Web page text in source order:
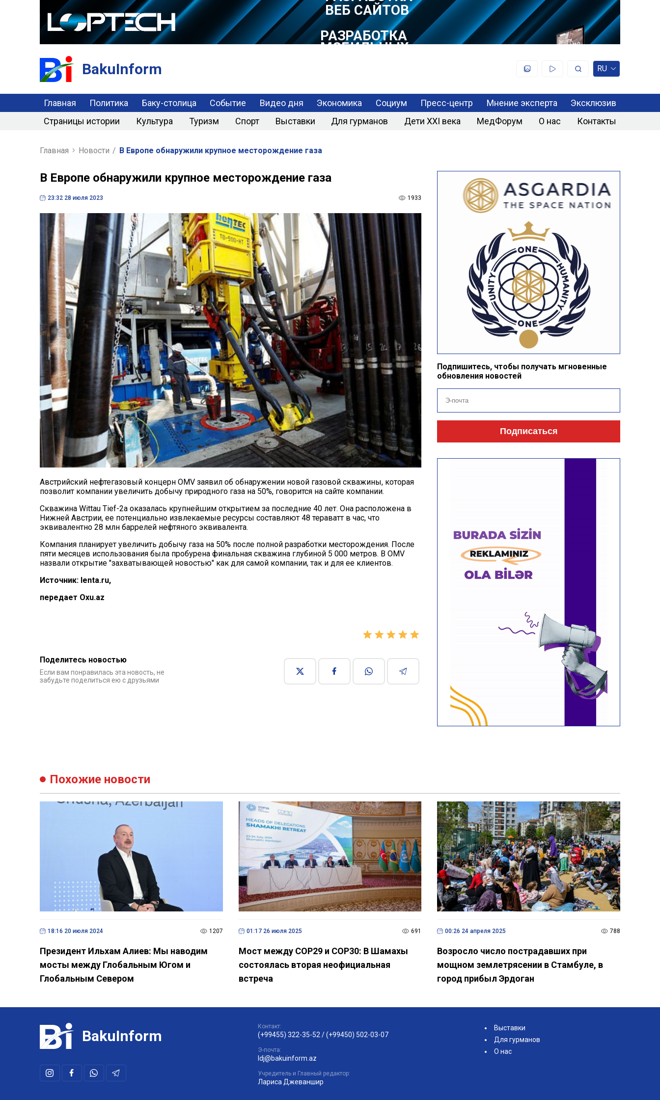
РАЗРАБОТКА
МОБИЛЬНЫХ
ПРИЛОЖЕНИЙ
BakuInform RU
Главная Политика Баку-столица Событие Видео дня Экономика Социум Пресс-центр Мнение эксперта
Эксклюзив
Страницы истории
Культура Туризм Спорт Выставки Для гурманов Дети XXI века МедФорум О нас Контакты
Главная Новости / В Европе обнаружили крупное месторождение газа
В Европе обнаружили крупное месторождение газа
23:32 28 июля 2023 1933
Австрийский нефтегазовый концерн OMV заявил об обнаружении новой газовой скважины, которая
позволит компании увеличить добычу природного газа на 50%, говорится на сайте компании.
Скважина Wittau Tief-2a оказалась крупнейшим открытием за последние 40 лет. Она расположена в
Нижней Австрии, ее потенциально извлекаемые ресурсы составляют 48 тераватт в час, что
эквивалентно 28 млн баррелей нефтяного эквивалента.
Компания планирует увеличить добычу газа на 50% после полной разработки месторождения. После
пяти месяцев использования была пробурена финальная скважина глубиной 5 000 метров. В OMV
назвали открытие "захватывающей новостью" как для самой компании, так и для ее клиентов.
Источник: lenta.ru,
передает Oxu.az
Поделитесь новостью
Если вам понравилась эта новость, не
забудьте поделиться ею с друзьями
Подпишитесь, чтобы получать мгновенные
обновления новостей
Подписаться
Похожие новости
18:16 20 июля 2024 1207
Президент Ильхам Алиев: Мы наводим
мосты между Глобальным Югом и
Глобальным Севером
01:17 26 июля 2025 691
Мост между COP29 и COP30: В Шамахы
состоялась вторая неофициальная
встреча
00:26 24 апреля 2025 788
Возросло число пострадавших при
мощном землетрясении в Стамбуле, в
город прибыл Эрдоган
BakuInform
Контакт:
(+99455) 322-35-52 /(+99450) 502-03-07
Э-почта:
ldj@bakuinform.az
Учредитель и Главный редактор:
Лариса Джеваншир
Выставки
Для гурманов
О нас